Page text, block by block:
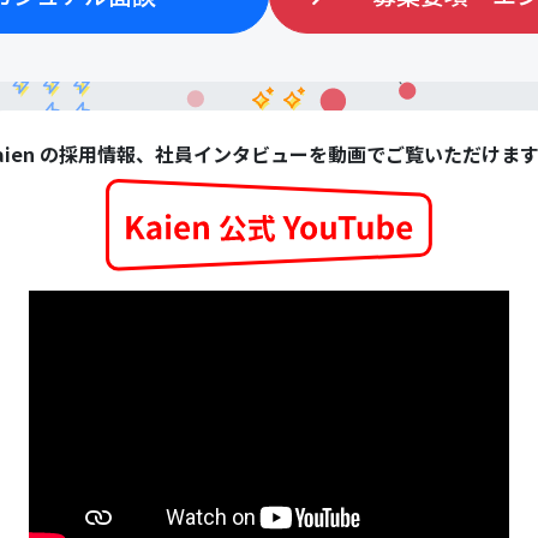
の採用情報、社員インタビューを動画でご覧いただけま